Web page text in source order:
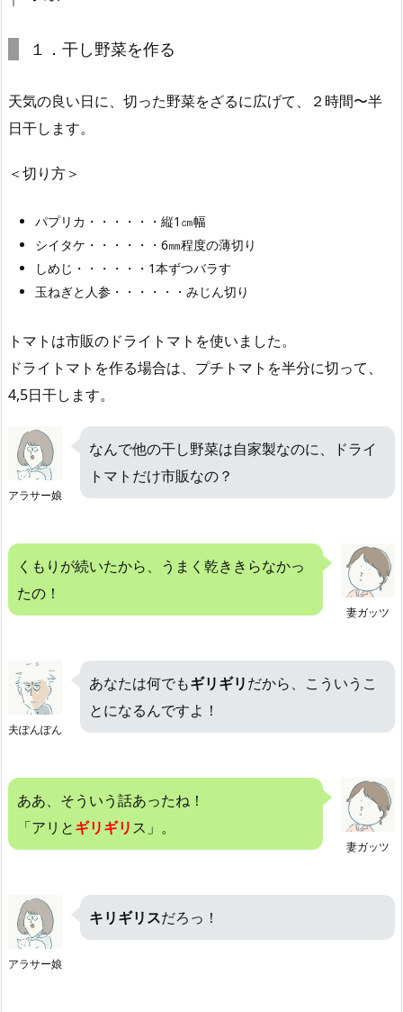
１．干し野菜を作る
天気の良い日に、切った野菜をざるに広げて、２時間〜半
日干します。
＜切り方＞
パプリカ・・・・・・縦1㎝幅
シイタケ・・・・・・6㎜程度の薄切り
しめじ・・・・・・1本ずつバラす
玉ねぎと人参・・・・・・みじん切り
トマトは市販のドライトマトを使いました。
ドライトマトを作る場合は、プチトマトを半分に切って、
4,5日干します。
アラサー娘
なんで他の干し野菜は自家製なのに、ドライ
トマトだけ市販なの？
妻ガッツ
くもりが続いたから、うまく乾ききらなかっ
たの！
夫ぽんぽん
あなたは何でもギリギリだから、こういうこ
とになるんですよ！
妻ガッツ
ああ、そういう話あったね！
「アリとギリギリス」。
アラサー娘
キリギリスだろっ！